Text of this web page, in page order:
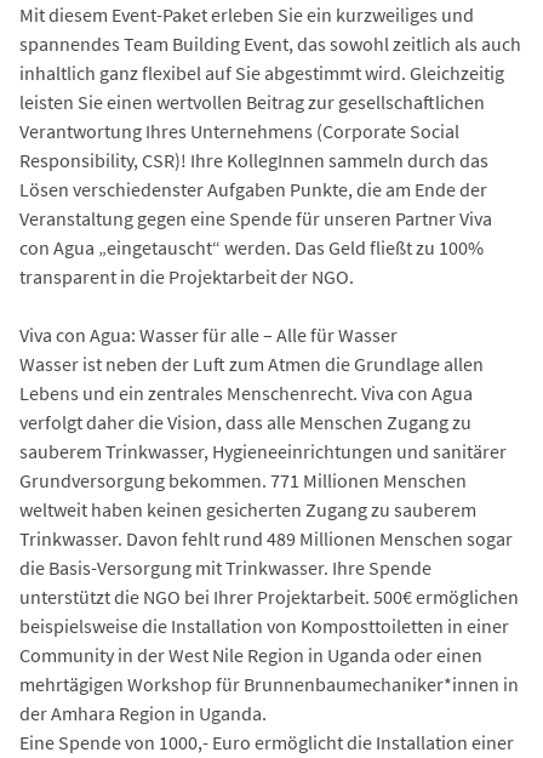
Mit diesem Event-Paket erleben Sie ein kurzweiliges und
spannendes Team Building Event, das sowohl zeitlich als auch
inhaltlich ganz flexibel auf Sie abgestimmt wird. Gleichzeitig
leisten Sie einen wertvollen Beitrag zur gesellschaftlichen
Verantwortung Ihres Unternehmens (Corporate Social
Responsibility, CSR)! Ihre KollegInnen sammeln durch das
Lösen verschiedenster Aufgaben Punkte, die am Ende der
Veranstaltung gegen eine Spende für unseren Partner Viva
con Agua „eingetauscht“ werden. Das Geld fließt zu 100%
transparent in die Projektarbeit der NGO.
Viva con Agua: Wasser für alle – Alle für Wasser
Wasser ist neben der Luft zum Atmen die Grundlage allen
Lebens und ein zentrales Menschenrecht. Viva con Agua
verfolgt daher die Vision, dass alle Menschen Zugang zu
sauberem Trinkwasser, Hygieneeinrichtungen und sanitärer
Grundversorgung bekommen. 771 Millionen Menschen
weltweit haben keinen gesicherten Zugang zu sauberem
Trinkwasser. Davon fehlt rund 489 Millionen Menschen sogar
die Basis-Versorgung mit Trinkwasser. Ihre Spende
unterstützt die NGO bei Ihrer Projektarbeit. 500€ ermöglichen
beispielsweise die Installation von Komposttoiletten in einer
Community in der West Nile Region in Uganda oder einen
mehrtägigen Workshop für Brunnenbaumechaniker*innen in
der Amhara Region in Uganda.
Eine Spende von 1000,- Euro ermöglicht die Installation einer